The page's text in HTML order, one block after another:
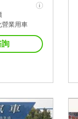
營業用車
詢